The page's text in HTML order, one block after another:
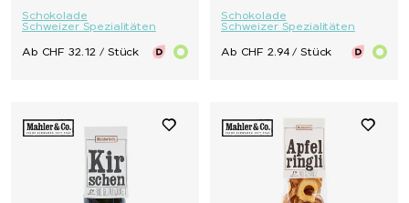
Schokolade
Schweizer Spezialitäten
Ab CHF 32.12 / Stück
Schokolade
Schweizer Spezialitäten
Ab CHF 2.94 / Stück